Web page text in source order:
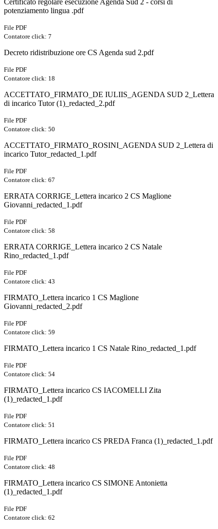
Certificato regolare esecuzione Agenda Sud 2 - corsi di
potenziamento lingua .pdf
File PDF
Contatore click: 7
Decreto ridistribuzione ore CS Agenda sud 2.pdf
File PDF
Contatore click: 18
ACCETTATO_FIRMATO_DE IULIIS_AGENDA SUD 2_Lettera
di incarico Tutor (1)_redacted_2.pdf
File PDF
Contatore click: 50
ACCETTATO_FIRMATO_ROSINI_AGENDA SUD 2_Lettera di
incarico Tutor_redacted_1.pdf
File PDF
Contatore click: 67
ERRATA CORRIGE_Lettera incarico 2 CS Maglione
Giovanni_redacted_1.pdf
File PDF
Contatore click: 58
ERRATA CORRIGE_Lettera incarico 2 CS Natale
Rino_redacted_1.pdf
File PDF
Contatore click: 43
FIRMATO_Lettera incarico 1 CS Maglione
Giovanni_redacted_2.pdf
File PDF
Contatore click: 59
FIRMATO_Lettera incarico 1 CS Natale Rino_redacted_1.pdf
File PDF
Contatore click: 54
FIRMATO_Lettera incarico CS IACOMELLI Zita
(1)_redacted_1.pdf
File PDF
Contatore click: 51
FIRMATO_Lettera incarico CS PREDA Franca (1)_redacted_1.pdf
File PDF
Contatore click: 48
FIRMATO_Lettera incarico CS SIMONE Antonietta
(1)_redacted_1.pdf
File PDF
Contatore click: 62